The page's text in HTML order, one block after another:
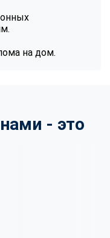
на дом.
- это